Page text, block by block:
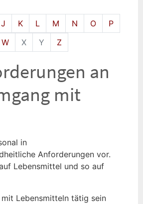
J K L M N O
P
W X Y Z
an
mit
in
Anforderungen vor.
Lebensmittel und so auf
Lebensmitteln tätig sein